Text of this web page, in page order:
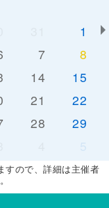
1
7
8
14
15
21
22
28
29
5
すので、詳細は主催者